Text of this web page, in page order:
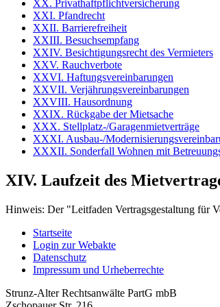
XX. Privathaftpflichtversicherung
XXI. Pfandrecht
XXII. Barrierefreiheit
XXIII. Besuchsempfang
XXIV. Besichtigungsrecht des Vermieters
XXV. Rauchverbote
XXVI. Haftungsvereinbarungen
XXVII. Verjährungsvereinbarungen
XXVIII. Hausordnung
XXIX. Rückgabe der Mietsache
XXX. Stellplatz-/Garagenmietverträge
XXXI. Ausbau-/
XXXII. Sonderfall Wohnen mit
XIV. Laufzeit des
Hinweis: Der "Leitfaden Vertragsgestaltung für
Startseite
Login zur Webakte
Datenschutz
Impressum und Urheberrechte
Strunz-Alter Rechtsanwälte PartG mbB